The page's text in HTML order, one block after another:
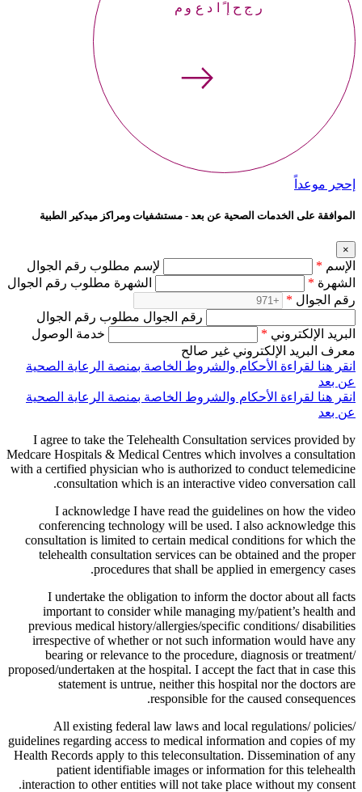
إحجر موعداً
إحجر موعداً
الموافقة على الخدمات الصحية عن بعد - مستشفيات ومراكز ميدكير الطبية
×
الإسم *
لإسم مطلوب رقم الجوال
الشهرة *
الشهرة مطلوب رقم الجوال
رقم الجوال *
رقم الجوال مطلوب رقم الجوال
البريد الإلكتروني *
خدمة الوصول
معرف البريد الإلكتروني غير صالح
انقر هنا لقراءة الأحكام والشروط الخاصة بمنصة الرعاية الصحية
عن بعد
انقر هنا لقراءة الأحكام والشروط الخاصة بمنصة الرعاية الصحية
عن بعد
I agree to take the Telehealth Consultation services provided by
Medcare Hospitals & Medical Centres which involves a consultation
with a certified physician who is authorized to conduct telemedicine
consultation which is an interactive video conversation call.
I acknowledge I have read the guidelines on how the video
conferencing technology will be used. I also acknowledge this
consultation is limited to certain medical conditions for which the
telehealth consultation services can be obtained and the proper
procedures that shall be applied in emergency cases.
I undertake the obligation to inform the doctor about all facts
important to consider while managing my/patient’s health and
previous medical history/allergies/specific conditions/ disabilities
irrespective of whether or not such information would have any
bearing or relevance to the procedure, diagnosis or treatment/
proposed/undertaken at the hospital. I accept the fact that in case this
statement is untrue, neither this hospital nor the doctors are
responsible for the caused consequences.
All existing federal law laws and local regulations/ policies/
guidelines regarding access to medical information and copies of my
Health Records apply to this teleconsultation. Dissemination of any
patient identifiable images or information for this telehealth
interaction to other entities will not take place without my consent.